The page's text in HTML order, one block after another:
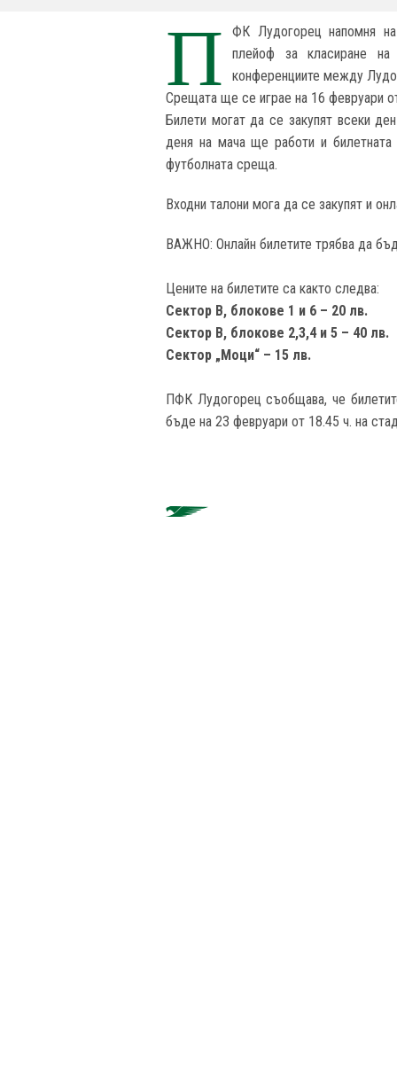
П
ФК Лудогорец напомня
плейоф за класиране
конференциите между
Срещата ще се играе на 16 февруари
Билети могат да се закупят всеки
деня на мача ще работи и
футболната среща.
Входни талони мога да се закупят и
ВАЖНО: Онлайн билетите трябва да
Цените на билетите са както следва:
Сектор В, блокове 1 и 6 – 20 лв.
Сектор В, блокове 2,3,4 и 5 – 40 лв.
Сектор „Моци“ – 15 лв.
ПФК Лудогорец съобщава, че
бъде на 23 февруари от 18.45 ч. на